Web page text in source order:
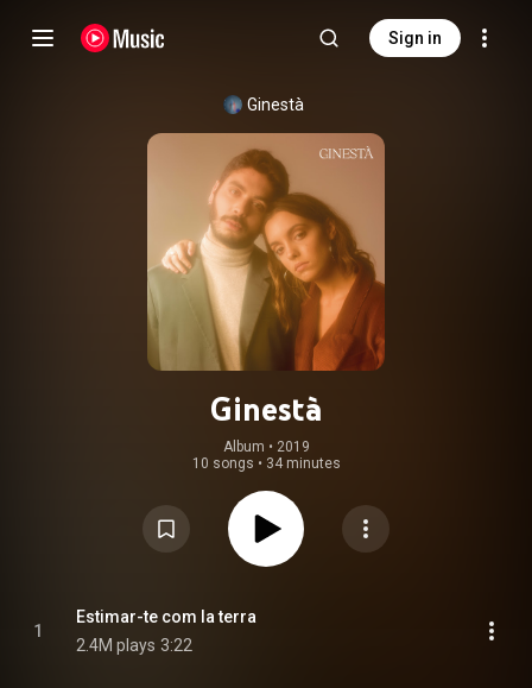
Sign in
Ginestà
Ginestà
Album • 2019
10 songs • 34 minutes
1
Estimar-te com la terra
2.4M plays 3:22